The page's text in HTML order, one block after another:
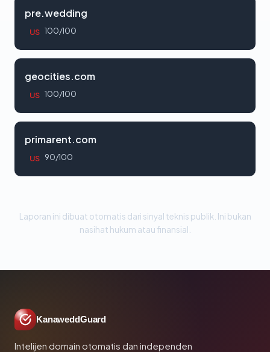
pre.wedding
US 100/100
geocities.com
US 100/100
primarent.com
US 90/100
Laporan ini dibuat otomatis dari sinyal teknis publik. Ini bukan
nasihat hukum atau finansial.
KanaweddGuard
Intelijen domain otomatis dan independen